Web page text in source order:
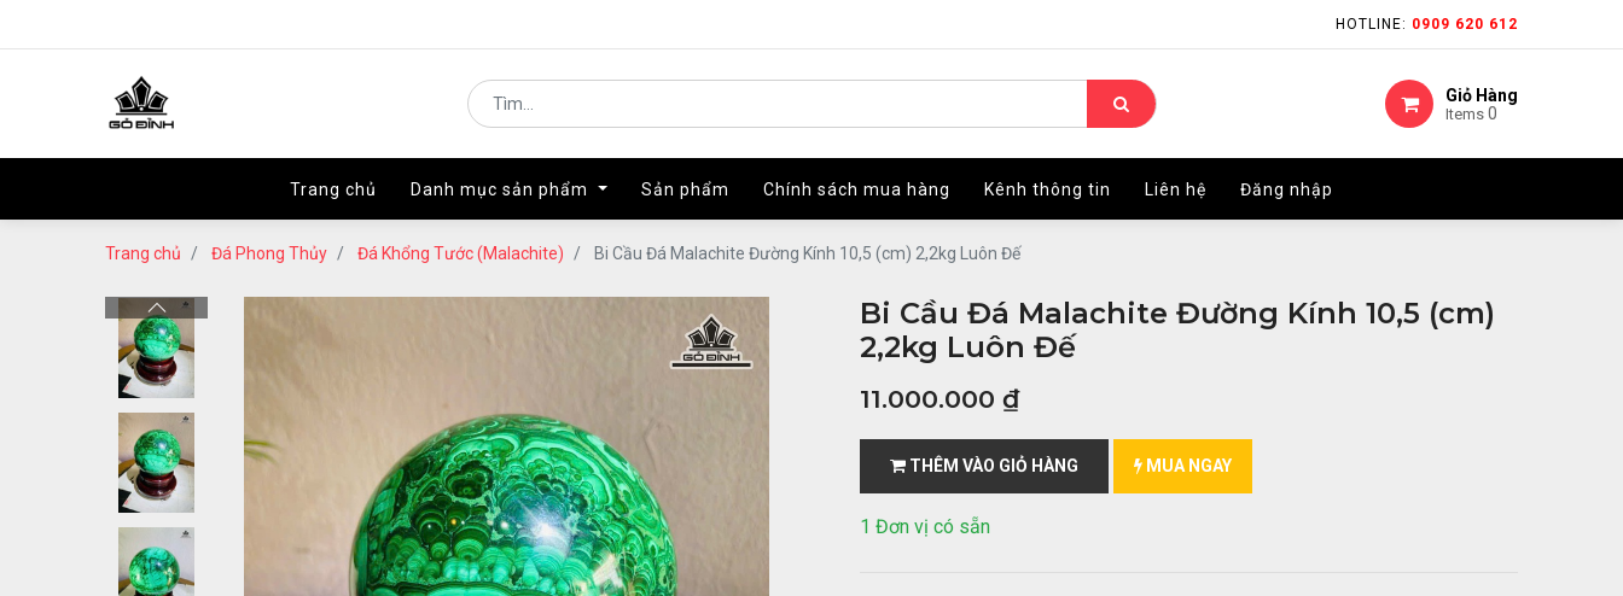
HOTLINE: 0909 620 612
Giỏ Hàng
Items 0
Trang chủ Danh mục sản phẩm Sản phẩm Chính sách mua hàng Kênh thông tin Liên hệ Đăng nhập
HOTLINE: 0909 620 612
Giỏ Hàng
Items 0
Trang chủ Danh mục sản phẩm Sản phẩm Chính sách mua hàng Kênh thông tin Liên hệ Đăng nhập
Trang chủ Đá Phong Thủy Đá Khổng Tước (Malachite) Bi Cầu Đá Malachite Đường Kính 10,5 (cm) 2,2kg Luôn Đế
Bi Cầu Đá Malachite Đường Kính 10,5 (cm)
2,2kg Luôn Đế
11.000.000 ₫
THÊM VÀO GIỎ HÀNG MUA NGAY
1 Đơn vị có sẵn